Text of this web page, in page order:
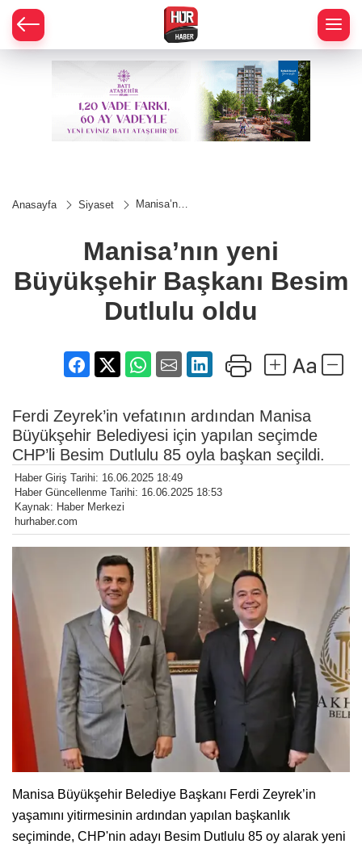
Anasayfa Siyaset
Manisa’nın
Başkanı
Besim
oldu
Manisa’nın yeni
Büyükşehir Başkanı Besim
Dutlulu oldu
Ferdi Zeyrek’in vefatının ardından Manisa
Büyükşehir Belediyesi için yapılan seçimde
CHP’li Besim Dutlulu 85 oyla başkan seçildi.
Haber Giriş Tarihi: 16.06.2025 18:49
Haber Güncellenme Tarihi: 16.06.2025 18:53
Kaynak: Haber Merkezi
hurhaber.com
Manisa Büyükşehir Belediye Başkanı Ferdi Zeyrek’in
yaşamını yitirmesinin ardından yapılan başkanlık
seçiminde, CHP'nin adayı Besim Dutlulu 85 oy alarak yeni